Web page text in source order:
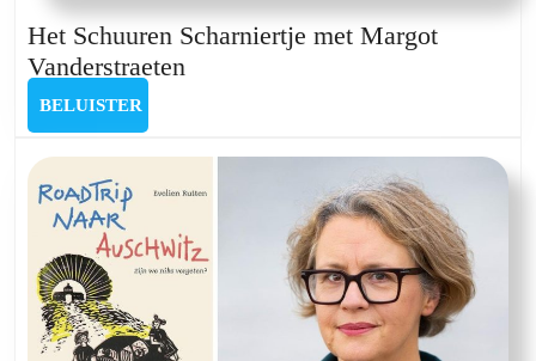
Het Schuuren Scharniertje met Margot
Vanderstraeten
met
Margot
Vanderstraeten
BELUISTER